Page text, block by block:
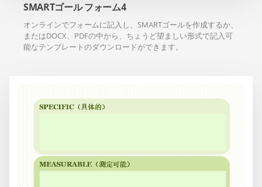
SMARTゴール フォーム4
オンラインでフォームに記入し、SMARTゴールを作成するか、
またはDOCX、PDFの中から、ちょうど望ましい形式で記入可
能なテンプレートのダウンロードができます。